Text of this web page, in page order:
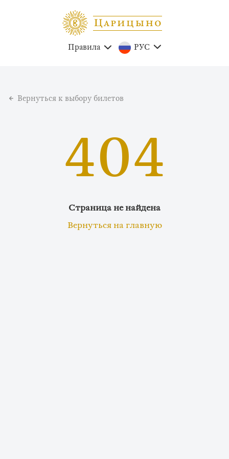
Правила РУС
Вернуться к выбору билетов
404
Страница не найдена
Вернуться на главную